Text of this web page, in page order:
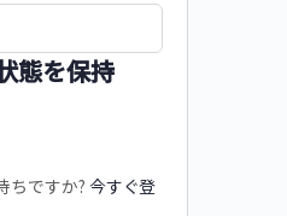
態を保持
ちですか?今すぐ登